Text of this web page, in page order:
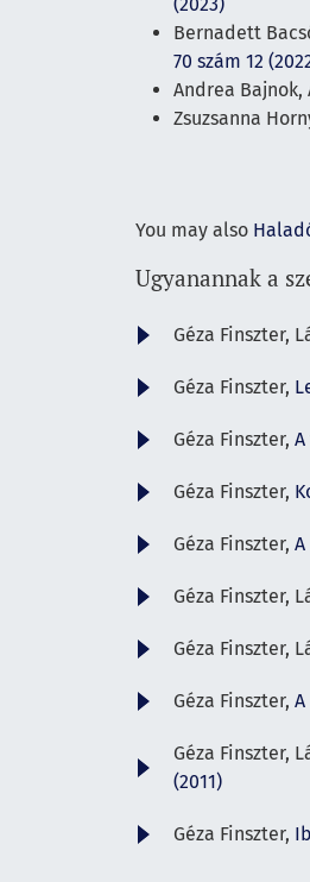
(2023)
Bernadett
70 szám 12
Andrea Bajnok,
Zsuzsanna
You may also
Ugyanannak a
Géza Finszter,
Géza Finszter,
Géza Finszter,
Géza Finszter,
Géza Finszter,
Géza Finszter,
Géza Finszter,
Géza Finszter,
Géza Finszter,
(2011)
Géza Finszter,